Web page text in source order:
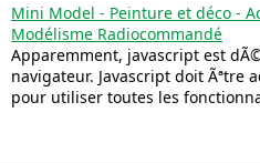
Mini Model - Peinture et déco -
Modélisme Radiocommandé
Apparemment, javascript est
navigateur. Javascript doit Ãªtre
pour utiliser toutes les